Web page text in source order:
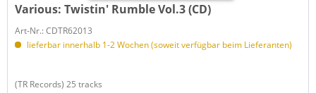
Various: Twistin' Rumble Vol.3 (CD)
Art-Nr.: CDTR62013
lieferbar innerhalb 1-2 Wochen (soweit verfügbar beim Lieferanten)
(TR Records) 25 tracks